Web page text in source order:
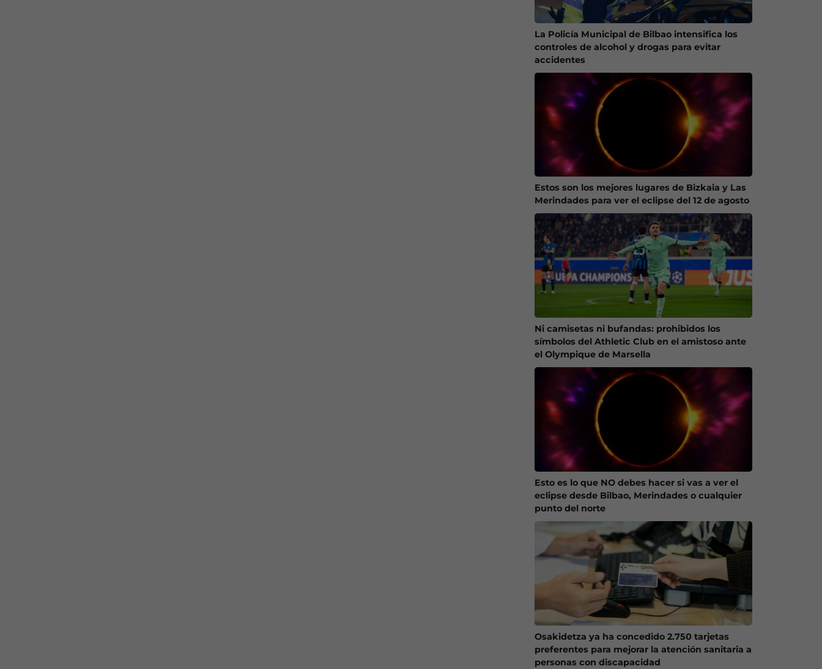
La Policía Municipal de Bilbao intensifica los
controles de alcohol y drogas para evitar
accidentes
Estos son los mejores lugares de Bizkaia y Las
Merindades para ver el eclipse del 12 de agosto
Ni camisetas ni bufandas: prohibidos los
símbolos del Athletic Club en el amistoso ante
el Olympique de Marsella
Esto es lo que NO debes hacer si vas a ver el
eclipse desde Bilbao, Merindades o cualquier
punto del norte
Osakidetza ya ha concedido 2.750 tarjetas
preferentes para mejorar la atención sanitaria a
personas con discapacidad